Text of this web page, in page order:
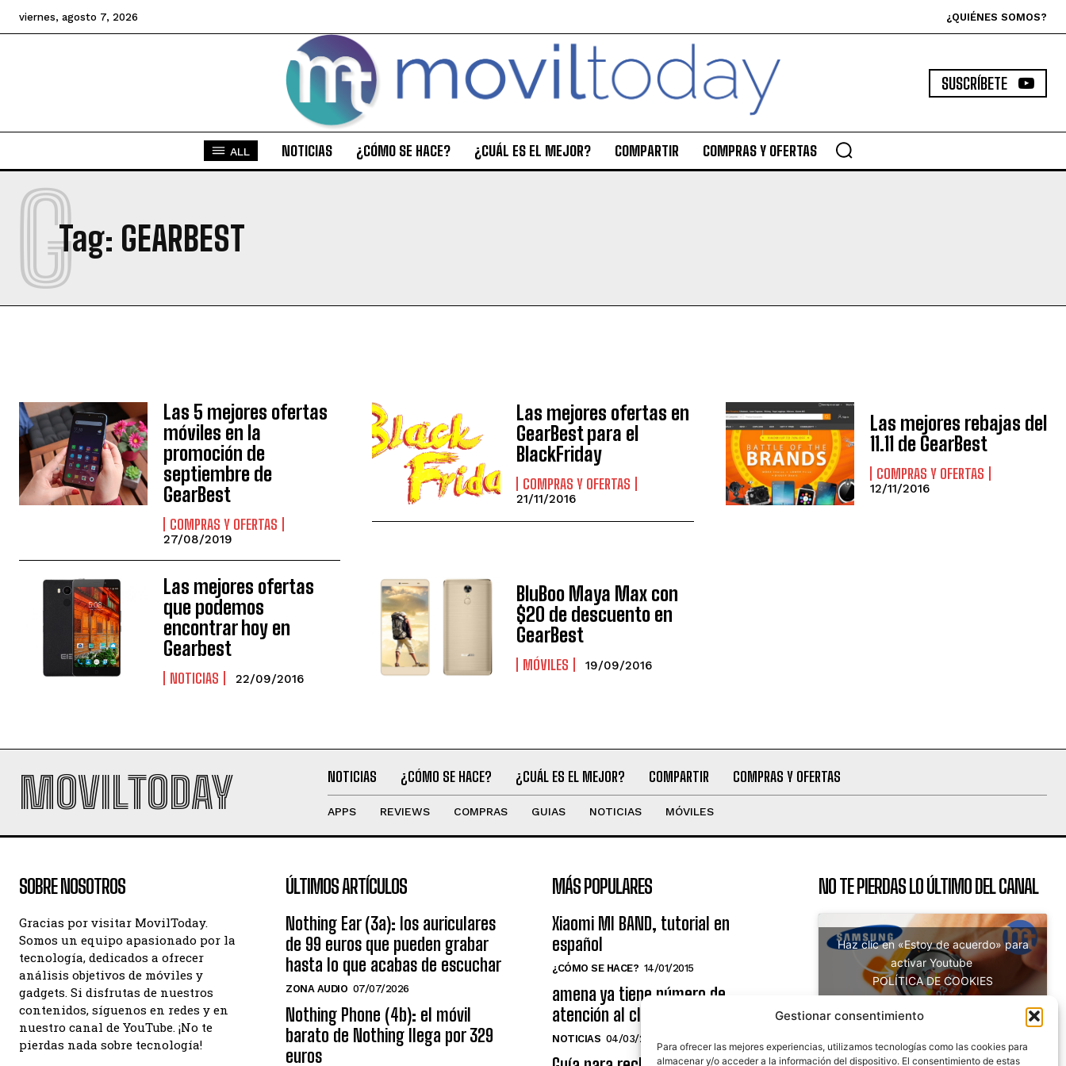
Gestionar consentimiento
Para ofrecer las mejores experiencias, utilizamos tecnologías como las cookies para
almacenar y/o acceder a la información del dispositivo. El consentimiento de estas
viernes, agosto 7, 2026 ¿QUIÉNES SOMOS?
SUSCRÍBETE
ALL NOTICIAS ¿CÓMO SE HACE? ¿CUÁL ES EL MEJOR? COMPARTIR COMPRAS Y OFERTAS
Tag: GEARBEST
G
Las 5 mejores ofertas
móviles en la
promoción de
septiembre de
GearBest
COMPRAS Y OFERTAS
27/08/2019
Las mejores ofertas en
GearBest para el
BlackFriday
COMPRAS Y OFERTAS
21/11/2016
Las mejores rebajas del
11.11 de GearBest
COMPRAS Y OFERTAS
12/11/2016
Las mejores ofertas
que podemos
encontrar hoy en
Gearbest
NOTICIAS 22/09/2016
BluBoo Maya Max con
$20 de descuento en
GearBest
MÓVILES 19/09/2016
MOVILTODAY NOTICIAS ¿CÓMO SE HACE? ¿CUÁL ES EL MEJOR? COMPARTIR COMPRAS Y OFERTAS
APPS REVIEWS COMPRAS GUIAS NOTICIAS MÓVILES
SOBRE NOSOTROS
Gracias por visitar MovilToday.
Somos un equipo apasionado por la
tecnología, dedicados a ofrecer
análisis objetivos de móviles y
gadgets. Si disfrutas de nuestros
contenidos, síguenos en redes y en
nuestro canal de YouTube. ¡No te
pierdas nada sobre tecnología!
ÚLTIMOS ARTÍCULOS
Nothing Ear (3a): los auriculares
de 99 euros que pueden grabar
hasta lo que acabas de escuchar
ZONA AUDIO 07/07/2026
Nothing Phone (4b): el móvil
barato de Nothing llega por 329
euros
MÁS POPULARES
Xiaomi MI BAND, tutorial en
español
¿CÓMO SE HACE? 14/01/2015
amena ya tiene número de
atención al cliente gratuito
NOTICIAS 04/03/2014
NO TE PIERDAS LO ÚLTIMO DEL CANAL
Haz clic en «Estoy de acuerdo» para
activar Youtube
POLÍTICA DE COOKIES
Estoy de acuerdo